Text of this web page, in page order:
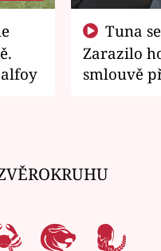
Zarazilo
smlouvě